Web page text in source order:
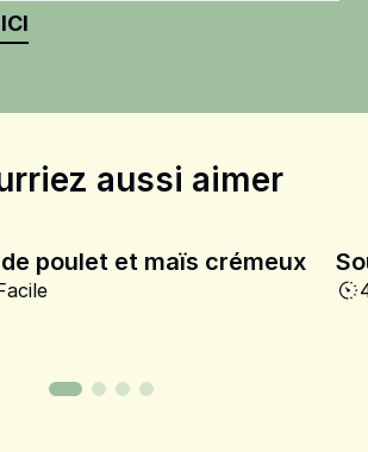
aussi aimer
poulet et maïs crémeux